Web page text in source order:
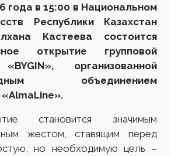
года в 15:00 в Национальном
Республики Казахстан
Кастеева состоится
открытие групповой
организованной
объединением
становится значимым
жестом, ставящим перед
но необходимую цель –